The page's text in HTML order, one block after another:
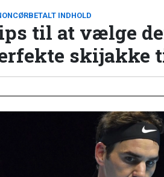
INDHOLD
til at vælge
skijakke